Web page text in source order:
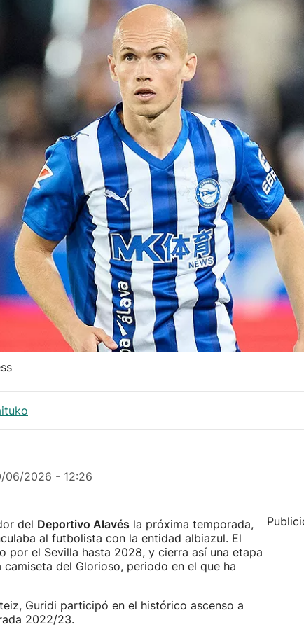
06/2026 - 12:26
del Deportivo Alavés la próxima temporada,
al futbolista con la entidad albiazul. El
por el Sevilla hasta 2028, y cierra así una etapa
del Glorioso, periodo en el que ha
Guridi participó en el histórico ascenso a
2022/23.